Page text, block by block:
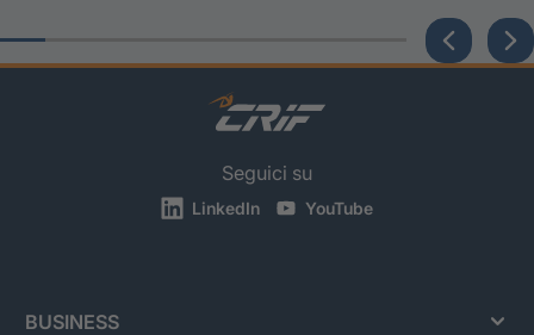
Seguici su
LinkedIn YouTube
BUSINESS